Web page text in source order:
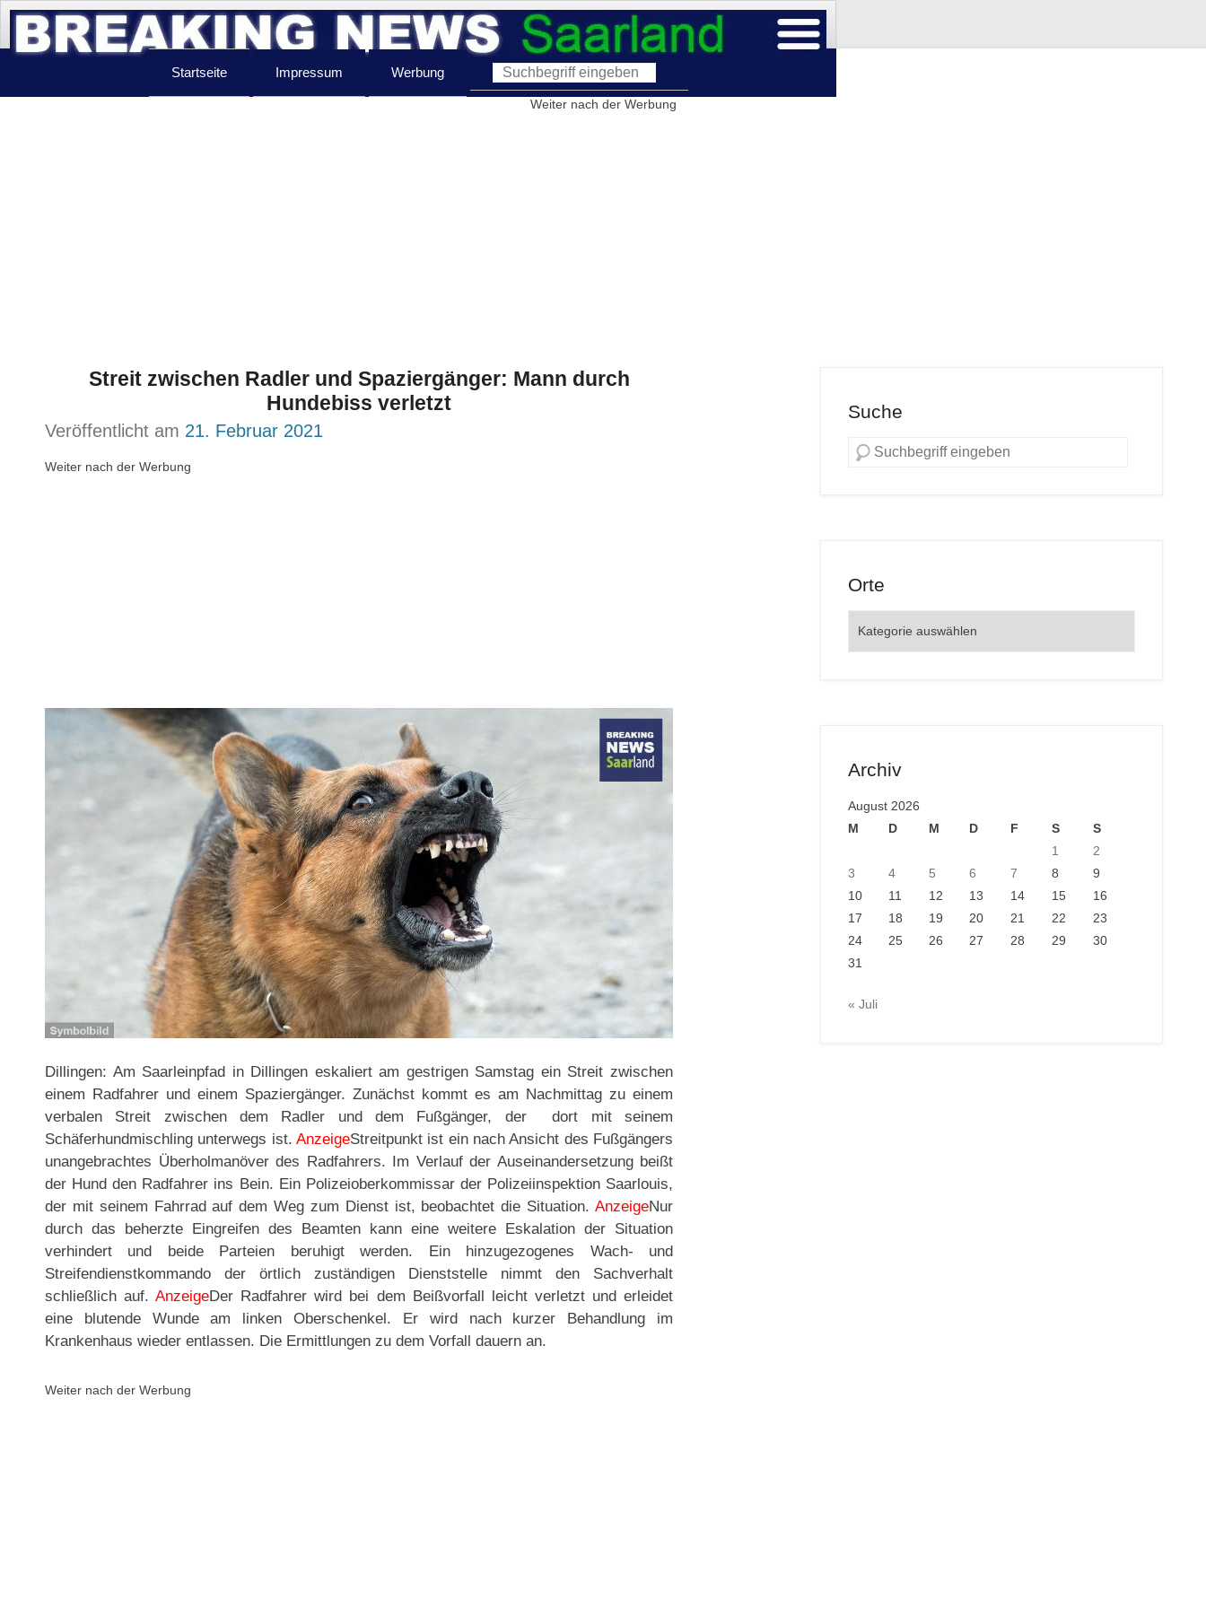
Startseite Impressum Werbung
Weiter nach der Werbung
Streit zwischen Radler und Spaziergänger: Mann durch
Hundebiss verletzt
Veröffentlicht am 21. Februar 2021
Weiter nach der Werbung
Dillingen: Am Saarleinpfad in Dillingen eskaliert am gestrigen Samstag ein Streit zwischen
einem Radfahrer und einem Spaziergänger. Zunächst kommt es am Nachmittag zu einem
verbalen Streit zwischen dem Radler und dem Fußgänger, der dort mit seinem
Schäferhundmischling unterwegs ist. AnzeigeStreitpunkt ist ein nach Ansicht des Fußgängers
unangebrachtes Überholmanöver des Radfahrers. Im Verlauf der Auseinandersetzung beißt
der Hund den Radfahrer ins Bein. Ein Polizeioberkommissar der Polizeiinspektion Saarlouis,
der mit seinem Fahrrad auf dem Weg zum Dienst ist, beobachtet die Situation. AnzeigeNur
durch das beherzte Eingreifen des Beamten kann eine weitere Eskalation der Situation
verhindert und beide Parteien beruhigt werden. Ein hinzugezogenes Wach- und
Streifendienstkommando der örtlich zuständigen Dienststelle nimmt den Sachverhalt
schließlich auf.AnzeigeDer Radfahrer wird bei dem Beißvorfall leicht verletzt und erleidet
eine blutende Wunde am linken Oberschenkel. Er wird nach kurzer Behandlung im
Krankenhaus wieder entlassen. Die Ermittlungen zu dem Vorfall dauern an.
Weiter nach der Werbung
Suche
Orte
Archiv
August 2026
M
D M D F S
S
1
2
3
4 5 6 7 8
9
10
11 12 13 14 15
16
17
18 19 20 21 22
23
24
25 26 27 28 29
30
31
« Juli